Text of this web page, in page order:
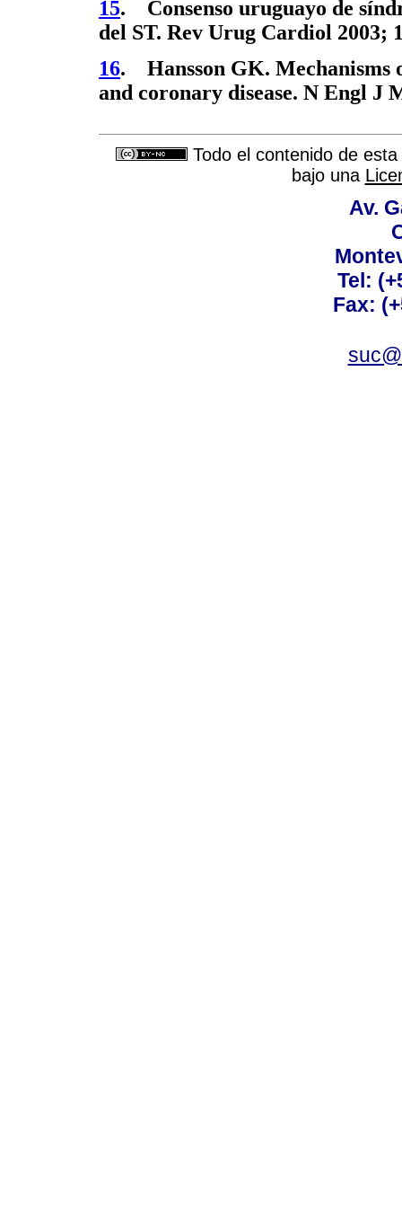
15. Consenso uruguayo de
del ST. Rev Urug Cardiol 2003;
16. Hansson GK. Mechanisms
and coronary disease. N Engl J
Todo el contenido de
bajo una
Av.
Tel:
Fax: